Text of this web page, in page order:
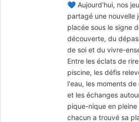
💙 Aujourd'hui, nos
partagé une nouvelle
placée sous le signe
découverte, du
de soi et du vivre-
Entre les éclats de
piscine, les défis
l'eau, les moments
et les échanges
pique-nique en pleine
chacun a trouvé sa